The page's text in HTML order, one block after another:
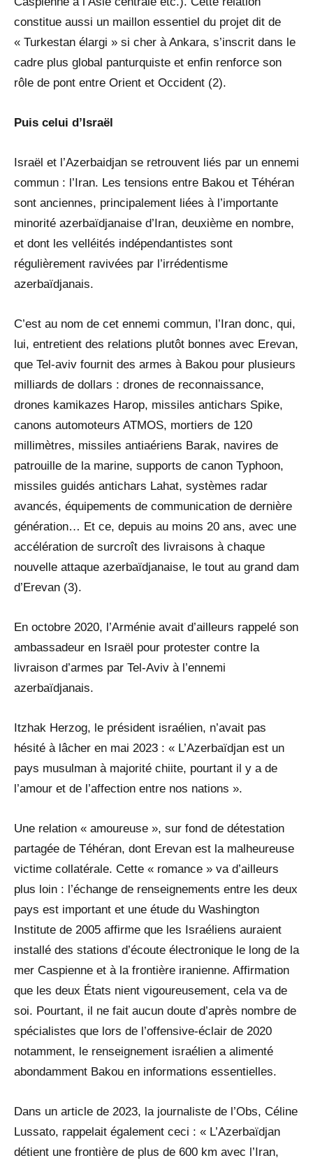
constitue aussi un maillon essentiel du projet dit de
« Turkestan élargi » si cher à Ankara, s’inscrit dans le
cadre plus global panturquiste et enfin renforce son
rôle de pont entre Orient et Occident (2).
Puis celui d’Israël
Israël et l’Azerbaidjan se retrouvent liés par un ennemi
commun : l’Iran. Les tensions entre Bakou et Téhéran
sont anciennes, principalement liées à l’importante
minorité azerbaïdjanaise d’Iran, deuxième en nombre,
et dont les velléités indépendantistes sont
régulièrement ravivées par l’irrédentisme
azerbaïdjanais.
C’est au nom de cet ennemi commun, l’Iran donc, qui,
lui, entretient des relations plutôt bonnes avec Erevan,
que Tel-aviv fournit des armes à Bakou pour plusieurs
milliards de dollars : drones de reconnaissance,
drones kamikazes Harop, missiles antichars Spike,
canons automoteurs ATMOS, mortiers de 120
millimètres, missiles antiaériens Barak, navires de
patrouille de la marine, supports de canon Typhoon,
missiles guidés antichars Lahat, systèmes radar
avancés, équipements de communication de dernière
génération… Et ce, depuis au moins 20 ans, avec une
accélération de surcroît des livraisons à chaque
nouvelle attaque azerbaïdjanaise, le tout au grand dam
d’Erevan (3).
En octobre 2020, l’Arménie avait d’ailleurs rappelé son
ambassadeur en Israël pour protester contre la
livraison d’armes par Tel-Aviv à l’ennemi
azerbaïdjanais.
Itzhak Herzog, le président israélien, n’avait pas
hésité à lâcher en mai 2023 : « L’Azerbaïdjan est un
pays musulman à majorité chiite, pourtant il y a de
l’amour et de l’affection entre nos nations ».
Une relation « amoureuse », sur fond de détestation
partagée de Téhéran, dont Erevan est la malheureuse
victime collatérale. Cette « romance » va d’ailleurs
plus loin : l’échange de renseignements entre les deux
pays est important et une étude du Washington
Institute de 2005 affirme que les Israéliens auraient
installé des stations d’écoute électronique le long de la
mer Caspienne et à la frontière iranienne. Affirmation
que les deux États nient vigoureusement, cela va de
soi. Pourtant, il ne fait aucun doute d’après nombre de
spécialistes que lors de l’offensive-éclair de 2020
notamment, le renseignement israélien a alimenté
abondamment Bakou en informations essentielles.
Dans un article de 2023, la journaliste de l’Obs, Céline
Lussato, rappelait également ceci : « L’Azerbaïdjan
détient une frontière de plus de 600 km avec l’Iran,